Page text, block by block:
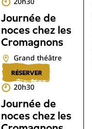
Journée de
noces chez les
Cromagnons
Grand théâtre
RÉSERVER
20h30
Journée de
noces chez les